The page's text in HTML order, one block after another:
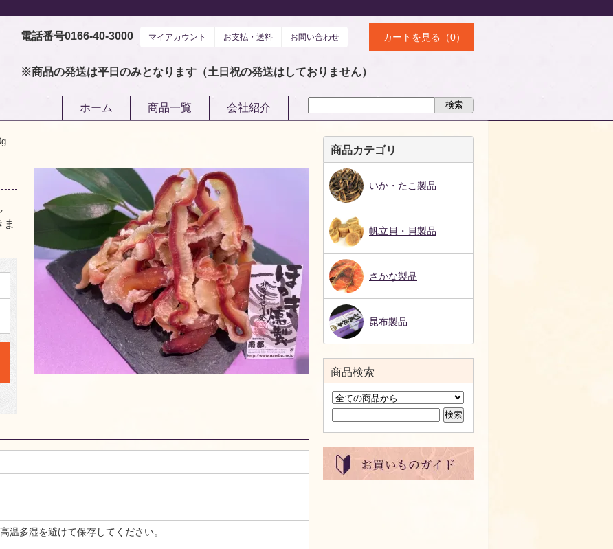
産珍味南部｜鮭とば・帆立貝柱などお酒のおつまみ通販
電話番号0166-40-3000 マイアカウント お支払・送料 お問い合わせ カートを見る（0）
※商品の発送は平日のみとなります（土日祝の発送はしておりません）
ホーム 商品一覧 会社紹介
温多湿を避けて保存してください。
商品カテゴリ
いか・たこ製品
帆立貝・貝製品
さかな製品
昆布製品
商品検索